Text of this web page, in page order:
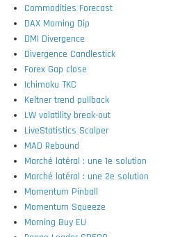
Commodities Forecast
DAX Morning Dip
DMI Divergence
Divergence Candlestick
Forex Gap close
Ichimoku TKC
Keltner trend pullback
LW volatility break-out
LiveStatistics Scalper
MAD Rebound
Marché latéral : une 1e solution
Marché latéral : une 2e solution
Momentum Pinball
Momentum Squeeze
Morning Buy EU